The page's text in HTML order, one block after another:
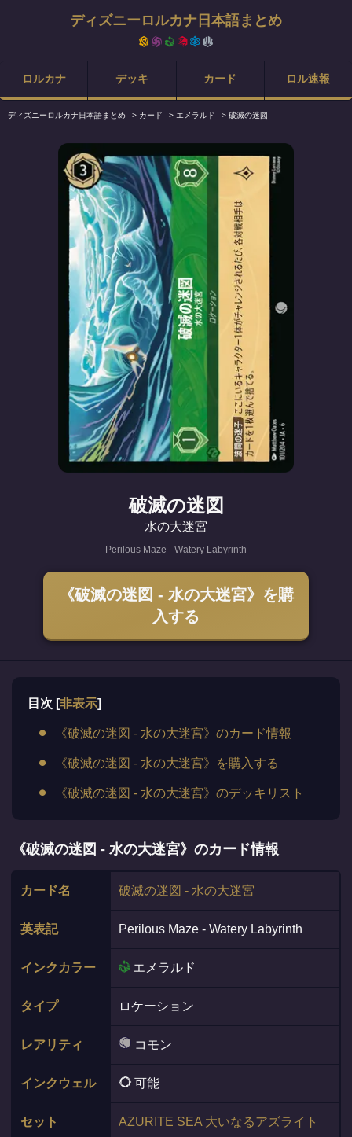
ディズニーロルカナ日本語まとめ
ロルカナ デッキ カード ロル速報
ディズニーロルカナ日本語まとめ > カード > エメラルド > 破滅の迷図
破滅の迷図
水の大迷宮
Perilous Maze - Watery Labyrinth
《破滅の迷図 - 水の大迷宮》を購
入する
目次 [非表示]
《破滅の迷図 - 水の大迷宮》のカード情報
《破滅の迷図 - 水の大迷宮》を購入する
《破滅の迷図 - 水の大迷宮》のデッキリスト
《破滅の迷図 - 水の大迷宮》のカード情報
カード名 破滅の迷図 - 水の大迷宮
英表記 Perilous Maze - Watery Labyrinth
インクカラー エメラルド
タイプ ロケーション
レアリティ コモン
インクウェル 可能
セット AZURITE SEA 大いなるアズライト